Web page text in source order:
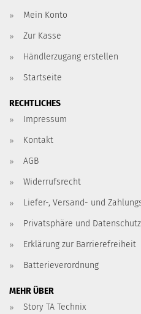
Mein Konto
Zur Kasse
Händlerzugang erstellen
Startseite
RECHTLICHES
Impressum
Kontakt
AGB
Widerrufsrecht
Liefer-, Versand- und
Privatsphäre und Datenschutz
Erklärung zur Barrierefreiheit
Batterieverordnung
MEHR ÜBER
Story TA Technix